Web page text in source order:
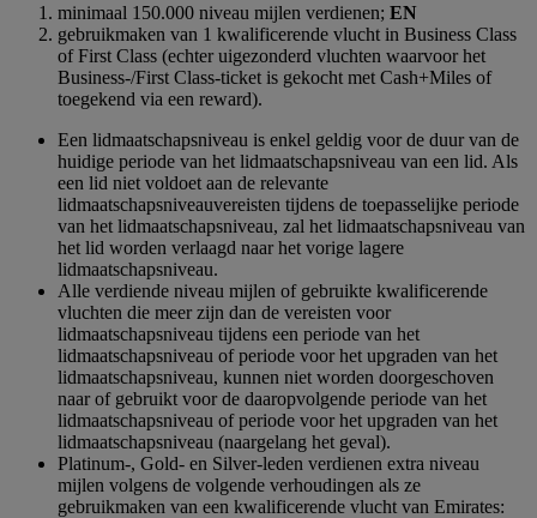
minimaal 150.000 niveau mijlen verdienen; EN
gebruikmaken van 1 kwalificerende vlucht in Business Class
of First Class (echter uigezonderd vluchten waarvoor het
Business-/First Class-ticket is gekocht met Cash+Miles of
toegekend via een reward).
Een lidmaatschapsniveau is enkel geldig voor de duur van de
huidige periode van het lidmaatschapsniveau van een lid. Als
een lid niet voldoet aan de relevante
lidmaatschapsniveauvereisten tijdens de toepasselijke periode
van het lidmaatschapsniveau, zal het lidmaatschapsniveau van
het lid worden verlaagd naar het vorige lagere
lidmaatschapsniveau.
Alle verdiende niveau mijlen of gebruikte kwalificerende
vluchten die meer zijn dan de vereisten voor
lidmaatschapsniveau tijdens een periode van het
lidmaatschapsniveau of periode voor het upgraden van het
lidmaatschapsniveau, kunnen niet worden doorgeschoven
naar of gebruikt voor de daaropvolgende periode van het
lidmaatschapsniveau of periode voor het upgraden van het
lidmaatschapsniveau (naargelang het geval).
Platinum-, Gold- en Silver-leden verdienen extra niveau
mijlen volgens de volgende verhoudingen als ze
gebruikmaken van een kwalificerende vlucht van Emirates: